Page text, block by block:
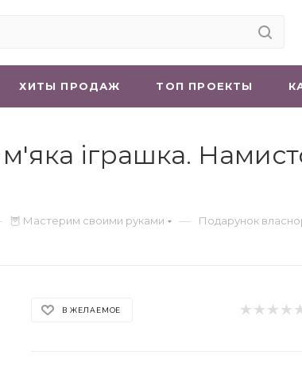
ХИТЫ ПРОДАЖ ТОП ПРОЕКТЫ
іграшка.
🦉 Мастерим своими руками — Подарунок
В ЖЕЛАЕМОЕ